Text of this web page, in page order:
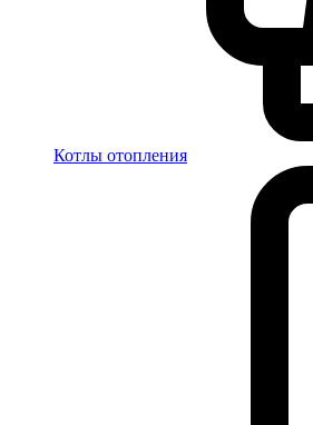
Котлы отопления